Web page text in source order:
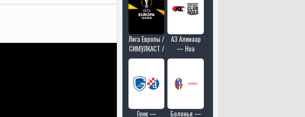
Лига Европы /
СИМУЛКАСТ /
МУЛЬТИКАСТ
одном эфире
АЗ Алкмаар
— Ноа
Генк —
Болонья —